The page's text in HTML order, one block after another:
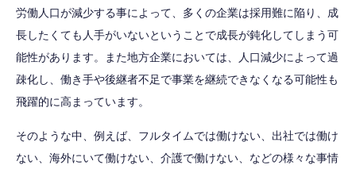
労働人口が減少する事によって、多くの企業は採用難に陥り、成
長したくても人手がいないということで成長が鈍化してしまう可
能性があります。また地方企業においては、人口減少によって過
疎化し、働き手や後継者不足で事業を継続できなくなる可能性も
飛躍的に高まっています。
そのような中、例えば、フルタイムでは働けない、出社では働け
ない、海外にいて働けない、介護で働けない、などの様々な事情